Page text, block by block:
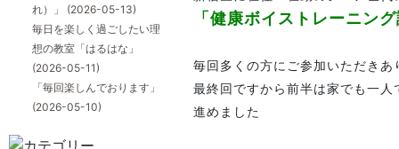
「健康ボイストレーニン
毎回多くの方にご参加いただきあ
最終回ですから前半は家でも一
進めました
れ）」 (2026-05-13)
毎日を楽しく過ごしたい理
想の教室「はるはな」
(2026-05-11)
「毎回楽しんでおります」
(2026-05-10)